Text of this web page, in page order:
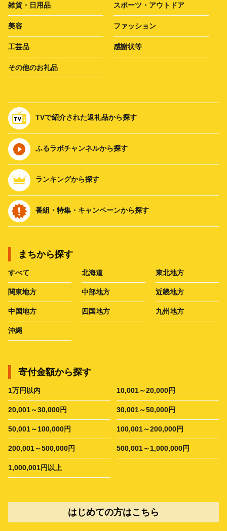
雑貨・日用品 スポーツ・アウトドア
美容 ファッション
工芸品 感謝状等
その他のお礼品
TVで紹介された返礼品から探す
ふるラボチャンネルから探す
ランキングから探す
番組・特集・キャンペーンから探す
まちから探す
すべて 北海道 東北地方
関東地方 中部地方 近畿地方
中国地方 四国地方 九州地方
沖縄
寄付金額から探す
1万円以内 10,001～20,000円
20,001～30,000円 30,001～50,000円
50,001～100,000円 100,001～200,000円
200,001～500,000円 500,001～1,000,000円
1,000,001円以上
はじめての方はこちら